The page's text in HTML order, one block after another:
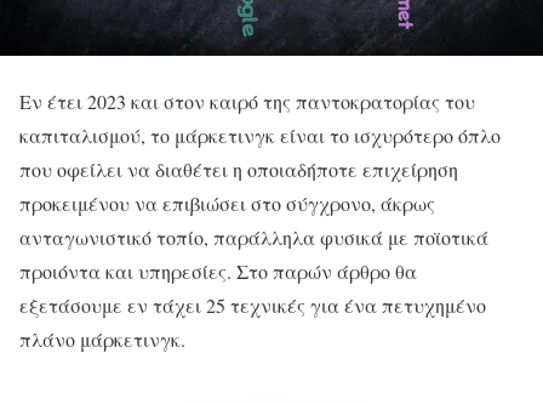
Εν έτει 2023 και στον καιρό της παντοκρατορίας του
καπιταλισμού, το μάρκετινγκ είναι το ισχυρότερο όπλο
που οφείλει να διαθέτει η οποιαδήποτε επιχείρηση
προκειμένου να επιβιώσει στο σύγχρονο, άκρως
ανταγωνιστικό τοπίο, παράλληλα φυσικά με ποϊοτικά
προιόντα και υπηρεσίες. Στο παρών άρθρο θα
εξετάσουμε εν τάχει 25 τεχνικές για ένα πετυχημένο
πλάνο μάρκετινγκ.